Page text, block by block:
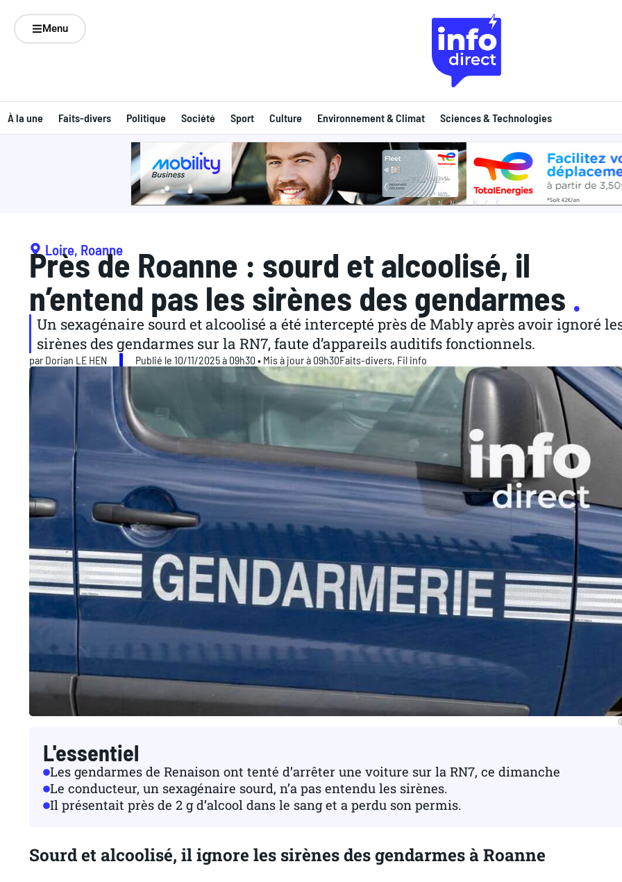
Menu
À la une Faits-divers Politique Société Sport Culture Environnement & Climat Sciences & Technologies
ANNONCE
Loire, Roanne
Près de Roanne : sourd et alcoolisé, il
n’entend pas les sirènes des gendarmes .
Un sexagénaire sourd et alcoolisé a été intercepté près de Mably après avoir ignoré
sirènes des gendarmes sur la RN7, faute d’appareils auditifs fonctionnels.
par Dorian LE HEN Publié le 10/11/2025 à 09h30 • Mis à jour à 09h30Faits-divers, Fil info
L'essentiel
Les gendarmes de Renaison ont tenté d’arrêter une voiture sur la RN7, ce dimanche
Le conducteur, un sexagénaire sourd, n’a pas entendu les sirènes.
Il présentait près de 2 g d’alcool dans le sang et a perdu son permis.
Sourd et alcoolisé, il ignore les sirènes des gendarmes à Roanne